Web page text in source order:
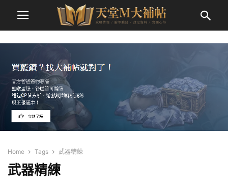
Home Tags 武器精練
武器精練